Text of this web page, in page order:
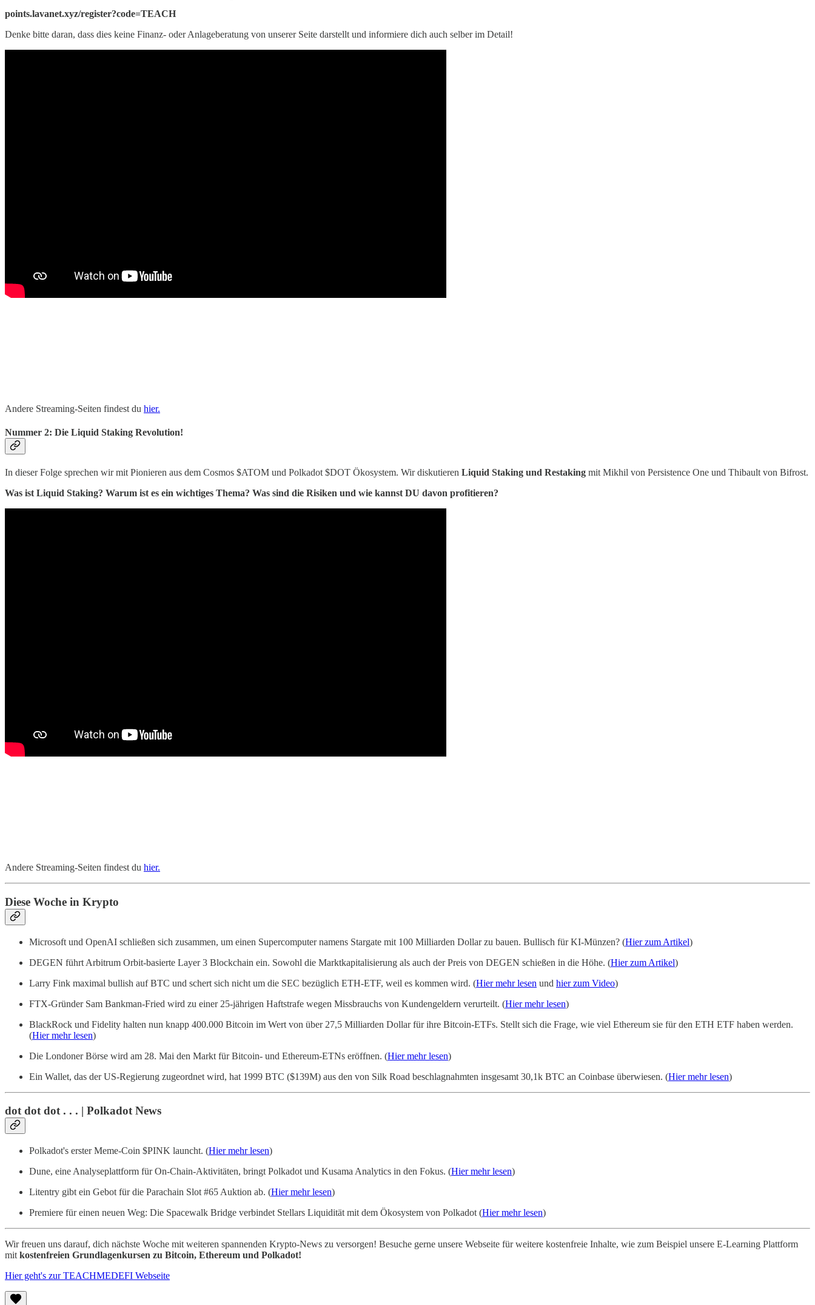
points.lavanet.xyz/register?code=TEACH
Denke bitte daran, dass dies keine Finanz- oder Anlageberatung von unserer Seite darstellt und informiere dich auch selber im Detail!
Andere Streaming-Seiten findest du hier.
Nummer 2: Die Liquid Staking Revolution!
In dieser Folge sprechen wir mit Pionieren aus dem Cosmos $ATOM und Polkadot $DOT Ökosystem. Wir diskutieren Liquid Staking und Restaking mit Mikhil von Persistence One und Thibault von Bifrost.
Was ist Liquid Staking? Warum ist es ein wichtiges Thema? Was sind die Risiken und wie kannst DU davon profitieren?
Andere Streaming-Seiten findest du hier.
Diese Woche in Krypto
Microsoft und OpenAI schließen sich zusammen, um einen Supercomputer namens Stargate mit 100 Milliarden Dollar zu bauen. Bullisch für KI-Münzen? (Hier zum Artikel)
DEGEN führt Arbitrum Orbit-basierte Layer 3 Blockchain ein. Sowohl die Marktkapitalisierung als auch der Preis von DEGEN schießen in die Höhe. (Hier zum Artikel)
Larry Fink maximal bullish auf BTC und schert sich nicht um die SEC bezüglich ETH-ETF, weil es kommen wird. (Hier mehr lesen und hier zum Video)
FTX-Gründer Sam Bankman-Fried wird zu einer 25-jährigen Haftstrafe wegen Missbrauchs von Kundengeldern verurteilt. (Hier mehr lesen)
BlackRock und Fidelity halten nun knapp 400.000 Bitcoin im Wert von über 27,5 Milliarden Dollar für ihre Bitcoin-ETFs. Stellt sich die Frage, wie viel Ethereum sie für den ETH ETF haben werden.
(Hier mehr lesen)
Die Londoner Börse wird am 28. Mai den Markt für Bitcoin- und Ethereum-ETNs eröffnen. (Hier mehr lesen)
Ein Wallet, das der US-Regierung zugeordnet wird, hat 1999 BTC ($139M) aus den von Silk Road beschlagnahmten insgesamt 30,1k BTC an Coinbase überwiesen. (Hier mehr lesen)
dot dot dot . . . | Polkadot News
Polkadot's erster Meme-Coin $PINK launcht. (Hier mehr lesen)
Dune, eine Analyseplattform für On-Chain-Aktivitäten, bringt Polkadot und Kusama Analytics in den Fokus. (Hier mehr lesen)
Litentry gibt ein Gebot für die Parachain Slot #65 Auktion ab. (Hier mehr lesen)
Premiere für einen neuen Weg: Die Spacewalk Bridge verbindet Stellars Liquidität mit dem Ökosystem von Polkadot (Hier mehr lesen)
Wir freuen uns darauf, dich nächste Woche mit weiteren spannenden Krypto-News zu versorgen! Besuche gerne unsere Webseite für weitere kostenfreie Inhalte, wie zum Beispiel unsere E-Learning Plattform
mit kostenfreien Grundlagenkursen zu Bitcoin, Ethereum und Polkadot!
Hier geht's zur TEACHMEDEFI Webseite